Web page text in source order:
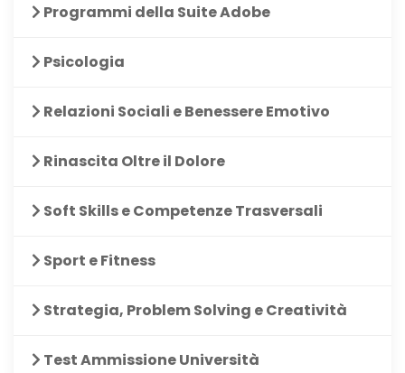
Programmi della Suite Adobe
Psicologia
Relazioni Sociali e Benessere Emotivo
Rinascita Oltre il Dolore
Soft Skills e Competenze Trasversali
Sport e Fitness
Strategia, Problem Solving e Creatività
Test Ammissione Università